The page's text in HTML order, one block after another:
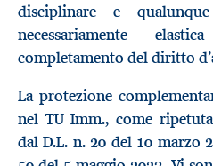
disciplinare e
necessariamente
completamento del diritto
La protezione
nel TU Imm., come
dal D.L. n. 20 del 10 marzo